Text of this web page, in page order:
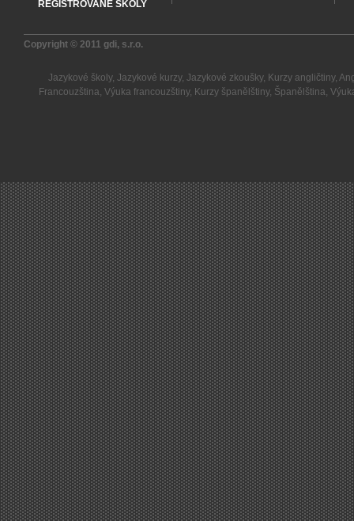
REGISTROVANÉ ŠKOLY
Copyright © 2011 gdi, s.r.o.
Jazykové školy, Jazykové kurzy, Jazykové zkoušky, Kurzy angličtiny,
Francouzština, Výuka francouzštiny, Kurzy španělštiny, Španělština,